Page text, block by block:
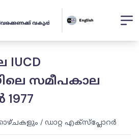
സമീപകാല
/ ഡാറ്റ എക്സ്പ്ലോറർ